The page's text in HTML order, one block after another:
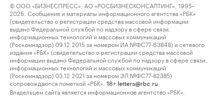
© ООО «БИЗНЕСПРЕСС», АО «РОСБИЗНЕСКОНСАЛТИНГ», 1995–
2026. Сообщения и материалы информационного агентства «РБК»
(свидетельство о регистрации средства массовой информации
выдано Федеральной службой по надзору в сфере связи,
информационных технологий и массовых коммуникаций
(Роскомнадзор) 09.12.2015 за номером ИА №ФС77-63848) и сетевого
издания «РБК» (свидетельство о регистрации средства массовой
информации выдано Федеральной службой по надзору в сфере связи,
информационных технологий и массовых коммуникаций
(Роскомнадзор) 03.12.2021 за номером ЭЛ №ФС77-82385)
сопровождаются пометкой «РБК».
18+ letters@rbc.ru
Владельцем сайта является информационное агентство «РБК».